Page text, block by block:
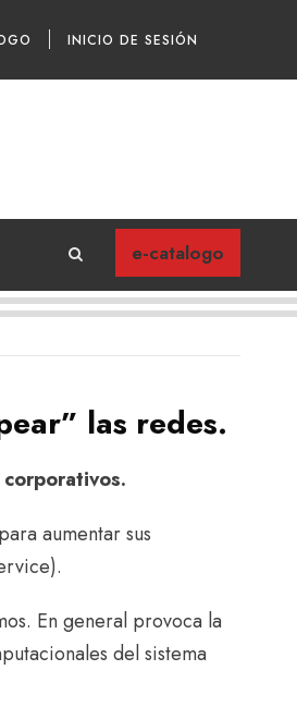
INICIO DE SESIÓN
e-catalogo
las redes.
aumentar sus
En general provoca la
del sistema